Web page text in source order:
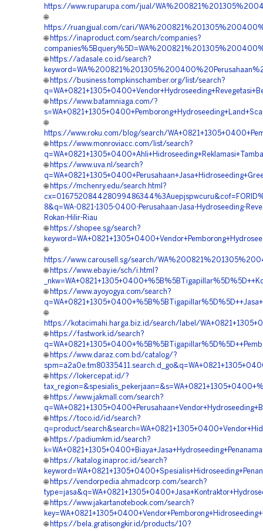
https://www.ruparupa.com/jual/
🌐
https://ruangjual.com/cari/
🌐 https://inaproduct.com/search/companies?
🌐 https://adasale.co.id/search?
🌐 https://business.tompkinschamber.org/list/search?
🌐 https://www.batamniaga.com/?
🌐
https://www.roku.com/blog/search/
🌐 https://www.monroviacc.com/list/search?
🌐 https://www.uva.nl/search?
🌐 https://mchenry.edu/search.html?
8&q=WA-0821-1305-0400-Perusahaan-Jasa-Hydroseeding-
Rokan-Hilir-Riau
🌐 https://shopee.sg/search?
🌐
https://www.carousell.sg/search/
🌐 https://www.ebay.ie/sch/i.html?
🌐 https://www.ayoyogya.com/search?
🌐
https://kotacimahi.harga.biz.id/search/label/
🌐 https://fastwork.id/search?
🌐 https://www.daraz.com.bd/catalog/?
🌐 https://lokercepat.id/?
🌐 https://www.jakmall.com/search?
🌐 https://toco.id/id/search?
q=product/
🌐 https://padiumkm.id/search?
🌐 https://katalog.inaproc.id/search?
🌐 https://vendorpedia.ahmadcorp.com/search?
🌐 https://www.jakartanotebook.com/search?
🌐 https://bela.gratisongkir.id/products/10?